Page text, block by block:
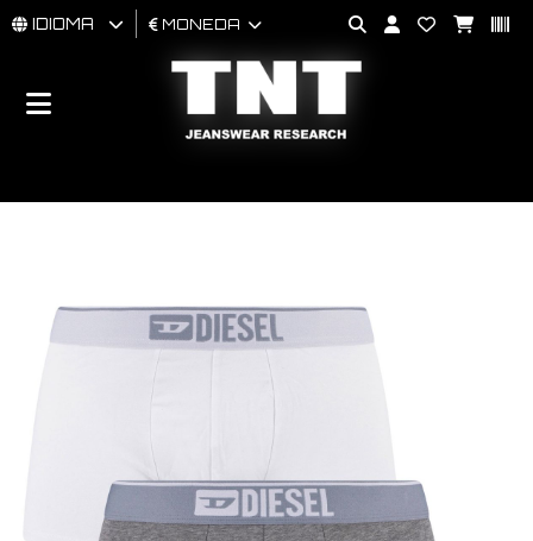
HOMBRES
BRAND
IDIOMA MONEDA